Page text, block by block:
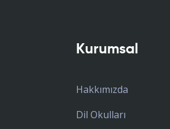
Kurumsal
Hakkımızda
Dil Okulları